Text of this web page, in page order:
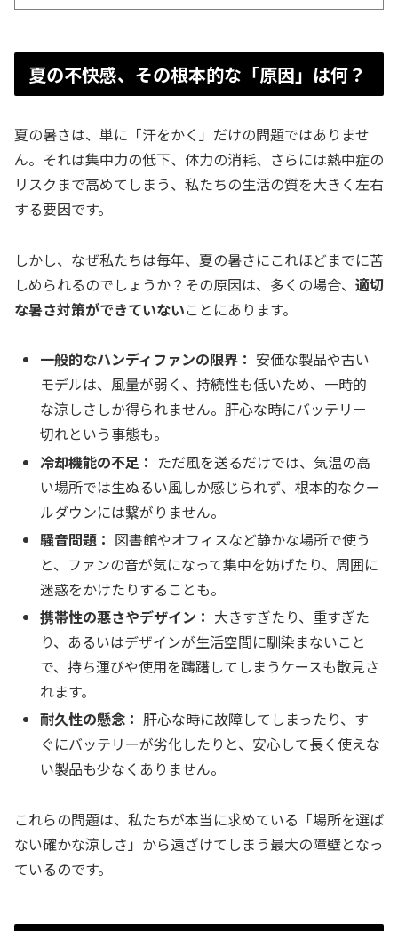
夏の不快感、その根本的な「原因」は何？
夏の暑さは、単に「汗をかく」だけの問題ではありませ
ん。それは集中力の低下、体力の消耗、さらには熱中症の
リスクまで高めてしまう、私たちの生活の質を大きく左右
する要因です。
しかし、なぜ私たちは毎年、夏の暑さにこれほどまでに苦
しめられるのでしょうか？その原因は、多くの場合、 適切
な暑さ対策ができていないことにあります。
一般的なハンディファンの限界： 安価な製品や古い
モデルは、風量が弱く、持続性も低いため、一時的
な涼しさしか得られません。肝心な時にバッテリー
切れという事態も。
冷却機能の不足： ただ風を送るだけでは、気温の高
い場所では生ぬるい風しか感じられず、根本的なクー
ルダウンには繋がりません。
騒音問題： 図書館やオフィスなど静かな場所で使う
と、ファンの音が気になって集中を妨げたり、周囲に
迷惑をかけたりすることも。
携帯性の悪さやデザイン： 大きすぎたり、重すぎた
り、あるいはデザインが生活空間に馴染まないこと
で、持ち運びや使用を躊躇してしまうケースも散見さ
れます。
耐久性の懸念： 肝心な時に故障してしまったり、す
ぐにバッテリーが劣化したりと、安心して長く使えな
い製品も少なくありません。
これらの問題は、私たちが本当に求めている「場所を選ば
ない確かな涼しさ」から遠ざけてしまう最大の障壁となっ
ているのです。